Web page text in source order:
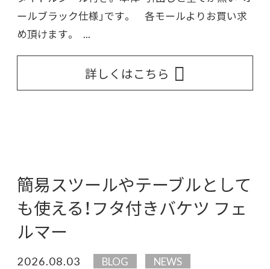
ールブラック仕様」です。 各モールよりお買い求
め頂けます。 ...
詳しくはこちら
簡易スツールやテーブルとして
も使える！フタ付きバケツ フェ
ルマー
2026.08.03 BLOG NEWS